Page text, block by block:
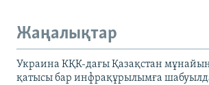
Жаңалықтар
Украина КҚК-дағы Қазақстан
қатысы бар инфрақұрылымға